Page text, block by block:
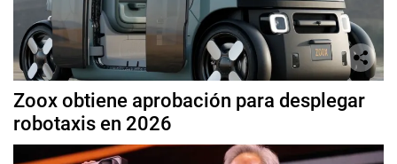
Zoox obtiene aprobación para desplegar
robotaxis en 2026